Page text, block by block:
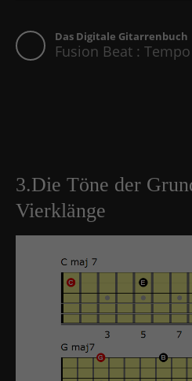
3.Die Töne der
Vierklänge